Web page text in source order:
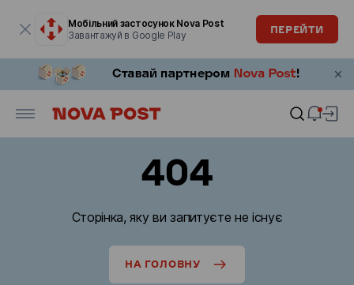
Мобільний застосунок Nova Post
Завантажуй в Google Play
ПЕРЕЙТИ
404
Сторінка, яку ви запитуєте не існує
НА ГОЛОВНУ